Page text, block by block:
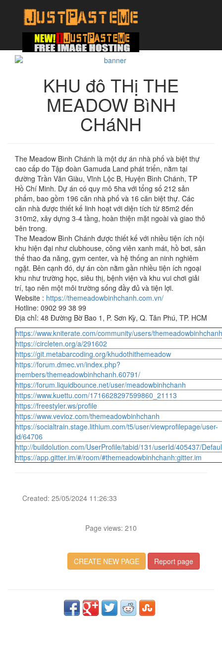
KHU đô THị THE
MEADOW BìNH
CHáNH
The Meadow Bình Chánh là một dự án nhà phố và biệt thự
cao cấp do Tập đoàn Gamuda Land phát triển, nằm tại
đường Trần Văn Giàu, Vĩnh Lộc B, Huyện Bình Chánh, TP
Hồ Chí Minh. Dự án có quy mô 5ha với tổng số 212 sản
phẩm, bao gồm 196 căn nhà phố và 16 căn biệt thự. Các
căn nhà được thiết kế linh hoạt với diện tích từ 85m2 đến
310m2, xây dựng 3-4 tầng, hoàn thiện mặt ngoài và giao thô
bên trong.
The Meadow Bình Chánh được thiết kế với nhiều tiện ích nội
khu hiện đại như clubhouse, công viên xanh mát, hồ bơi, sân
thể thao đa năng, gym center, và hệ thống an ninh nghiêm
ngặt. Bên cạnh đó, dự án còn nằm gần nhiều tiện ích ngoại
khu như trường học, siêu thị, bệnh viện và khu vui chơi giải
trí, tạo nên một môi trường sống đầy đủ và tiện lợi.
Website : https://themeadowbinhchanh.com.vn/
Hotline: 0902 99 38 99
Địa chỉ: 48 Đường Bờ Bao 1, P. Sơn Kỳ, Q. Tân Phú, TP. HCM
https://www.kniterate.com/community/users/
https://circleten.org/a/291602
https://git.metabarcoding.org/khudothithemeadow
https://forum.dmec.vn/index.php?
members/themeadowbinhchanh.60791/
https://forum.liquidbounce.net/user/meadowbinhchanh
https://www.kuettu.com/1716628297599860_21113
https://freestyler.ws/profile
https://www.vevioz.com/themeadowbinhchanh
https://socialtrain.stage.lithium.com/t5/user/viewprofilepage/user-
id/64706
http://buildolution.com/UserProfile/tabid/131/userId/405437/
https://app.gitter.im/#/room/#themeadowbinhchanh:gitter.im
Created: 25/05/2024 11:26:33
Page views: 210
CREATE NEW PAGE Report page